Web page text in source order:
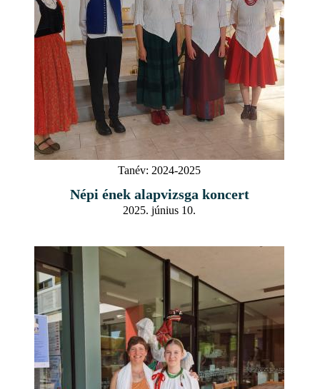
Tanév: 2024-2025
Népi ének alapvizsga koncert
2025. június 10.